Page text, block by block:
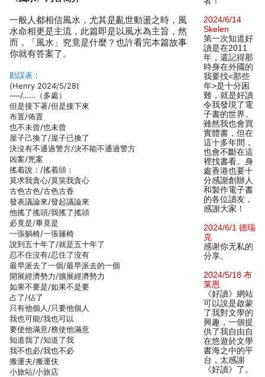
一般人都相信風水，尤其是亂世動盪之時，風
水命相更是主流，此篇即是以風水為主旨，然
而，「風水」究竟是什麼？也許看完本篇故事
你就有答案了。
勘誤表 ：
(Henry 2024/5/28)
──/……（多處）
但是接下著/但是接下來
布置/佈置
也不未曾/也未曾
屋子己換了/屋子已換了
決沒有不通過警方/決不能不通過警方
凶案/兇案
搖着說：/搖着頭：
莫求我貪心/莫笑我貪心
古色古色/古色古香
發表議論來/發起議論來
他搖了搖頭/我搖了搖頭
必竟是/畢竟是
一張躺椅/一張籐椅
說到五十年了/就是五十年了
忍不住沒有/忍住了沒有
最早派去了一個/最早派去的一個
開展經濟勢力/擴展經濟勢力
如果不要是/如果不是要
占了/佔了
只有他個人/只要他個人
我也可能/我也可以
要使他滿意/務使他滿意
知道我了/知道了我
我不也必/我也不必
搬運夫/搬運伕
小旅站/小旅店
2024/6/14
Skelen
第一次知道好
讀是在2011
年，還記得那
時身在外國的
我要找<那些
年>是十分困
難，就是好讀
令我發現了電
子書的世界。
雖然我也會買
實體書，但在
這十多年間，
也會不斷在這
裡找書看。身
處香港也要十
分感謝創辦人
和製作電子書
的各位讀友，
感謝大家！
2024/6/1 德瑞
克
感谢你无私的
分享。
2024/5/18 布
莱恩
《好讀》網站
可以說是啟蒙
了我對文學的
興趣，一個提
供了我自由自
在悠遊於文學
書海之中的平
台，太感謝
《好讀》了。